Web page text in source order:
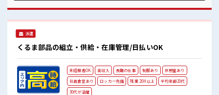
派遣
くるま部品の組立・供給・在庫管理/日払いOK
未経験者OK 高収入 長期の仕事 制服あり
休憩室あり
社員食堂あり
ロッカー完備 残業 20H以上
平均年齢20代
30代が活躍